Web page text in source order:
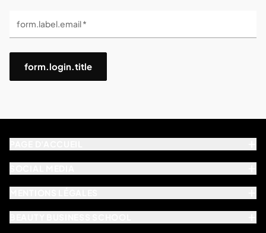
form.label.email *
form.login.title